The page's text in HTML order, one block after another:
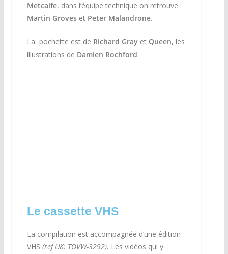
Metcalfe, dans l’équipe technique on retrouve
Martin Groveset Peter Malandrone.
La pochette est de Richard Grayet Queen, les
illustrations de Damien Rochford.
Le cassette VHS
La compilation est accompagnée d’une édition
VHS (ref UK: TOVW-3292). Les vidéos qui y